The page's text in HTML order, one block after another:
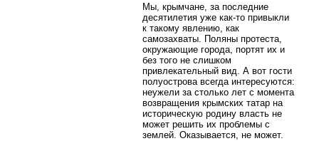
Мы, крымчане, за последние
десятилетия уже как-то привыкли
к такому явлению, как
самозахваты. Поляны протеста,
окружающие города, портят их и
без того не слишком
привлекательный вид. А вот гости
полуострова всегда интересуются:
неужели за столько лет с момента
возвращения крымских татар на
историческую родину власть не
может решить их проблемы с
землей. Оказывается, не может.